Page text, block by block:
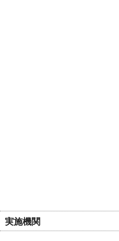
実施機関